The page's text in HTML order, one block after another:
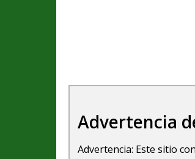
Advertencia
Advertencia: Este sitio